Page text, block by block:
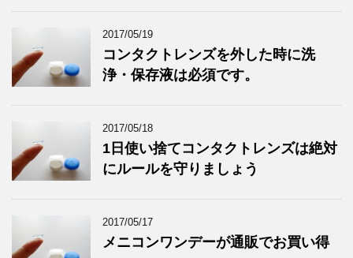
2017/05/19
コンタクトレンズを外した時に洗
浄・保存液は必須です。
2017/05/18
1日使い捨てコンタクトレンズは絶対
にルールを守りましょう
2017/05/17
メニコンワンデーが通販でお買い得